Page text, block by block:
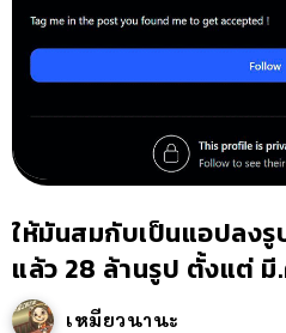
ให้มันสมกับเป็นแอปลงรู
แล้ว 28 ล้านรูป ตั้งแต่ มี
เหมียวนานะ